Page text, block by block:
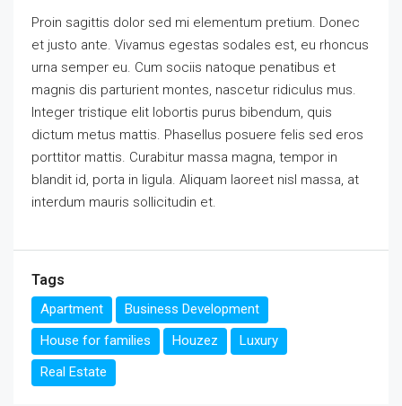
Proin sagittis dolor sed mi elementum pretium. Donec
et justo ante. Vivamus egestas sodales est, eu rhoncus
urna semper eu. Cum sociis natoque penatibus et
magnis dis parturient montes, nascetur ridiculus mus.
Integer tristique elit lobortis purus bibendum, quis
dictum metus mattis. Phasellus posuere felis sed eros
porttitor mattis. Curabitur massa magna, tempor in
blandit id, porta in ligula. Aliquam laoreet nisl massa, at
interdum mauris sollicitudin et.
Tags
Apartment
Business Development
House for families
Houzez
Luxury
Real Estate